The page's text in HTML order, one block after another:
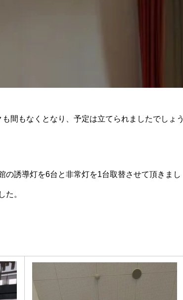
間もなくとなり、予定は立てられましたでしょう
の誘導灯を6台と非常灯を1台取替させて頂きまし
た。